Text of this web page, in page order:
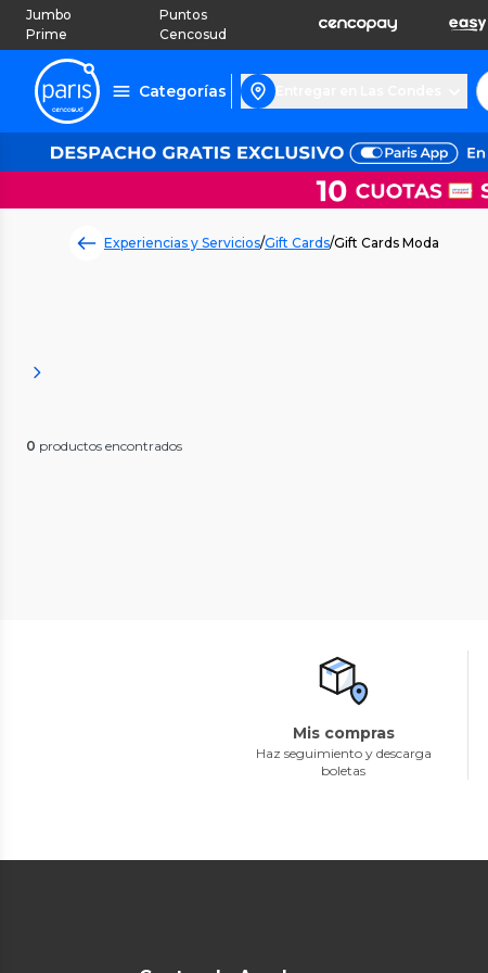
Jumbo
Prime
Puntos
Cencosud
Categorías
Experiencias y Servicios/Gift Cards/Gift Cards Moda
0 productos encontrados
Mis compras
Haz seguimiento y descarga
boletas